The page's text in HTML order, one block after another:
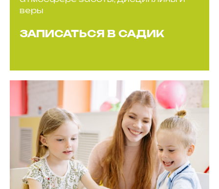
веры
ЗАПИСАТЬСЯ В САДИК